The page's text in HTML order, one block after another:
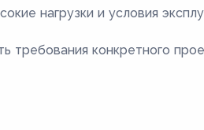
нагрузки и условия
конкретного